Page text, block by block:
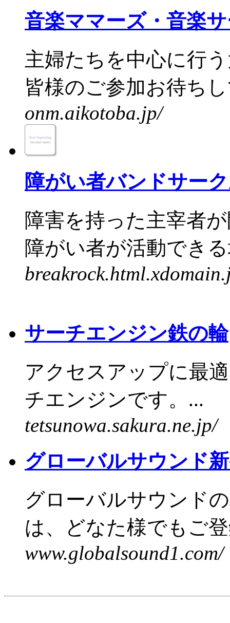
音楽ママーズ・音楽
主婦たちを中心に行
皆様のご参加お待ち
onm.aikotoba.jp/
障がい者バンドサー
障害を持った主宰者
障がい者が活動でき
サーチエンジン鉄の輪
アクセスアップに最
チエンジンです。...
tetsunowa.sakura.ne.jp/
グローバルサウンド
グローバルサウンド
は、どなた様でもご
www.globalsound1.com/